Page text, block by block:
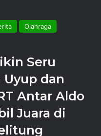
Olahraga
Seru
dan
Antar Aldo
Juara di